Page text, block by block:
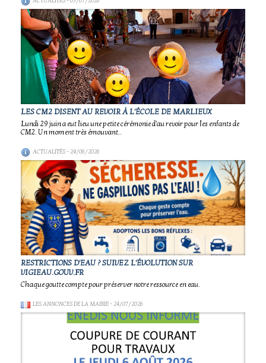
LES CM2 DISENT AU REVOIR À L'ÉCOLE DE MARLIEUX
Lundi 29 juin a eut lieu une petite cérémonie d'au revoir pour les enfants de
CM2. Un moment très émouvant..
ACTUALITÉS- 24/06/2026
RESTRICTIONS D'EAU ? SUIVEZ L'ÉVOLUTION SUR
VIGIEAU.GOUV.FR
Chaque goutte compte pour préserver notre ressource en eau.
LES ANNONCES DE LA MAIRIE- 24/07/2026